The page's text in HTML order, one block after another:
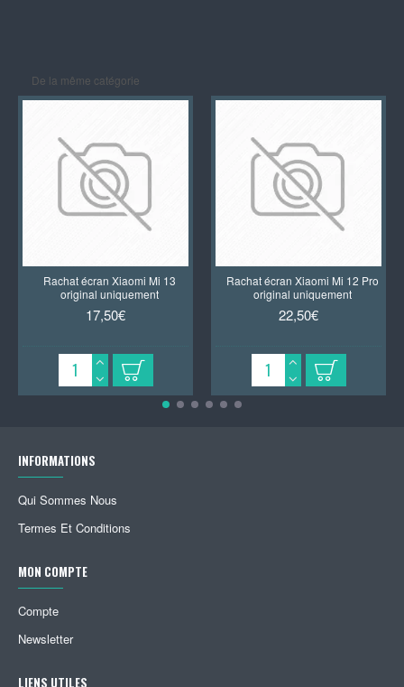
De la même catégorie
Rachat écran Xiaomi Mi 13
original uniquement
17,50€
Rachat écran Xiaomi Mi 12 Pro
original uniquement
22,50€
INFORMATIONS
Qui Sommes Nous
Termes Et Conditions
MON COMPTE
Compte
Newsletter
LIENS UTILES